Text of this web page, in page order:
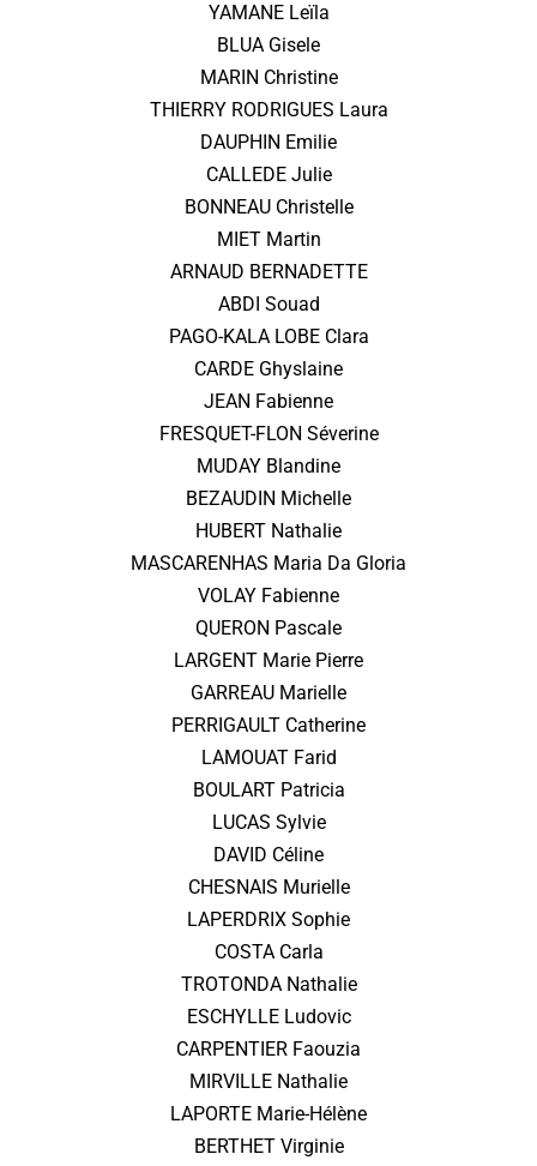
YAMANE Leïla
BLUA Gisele
MARIN Christine
THIERRY RODRIGUES Laura
DAUPHIN Emilie
CALLEDE Julie
BONNEAU Christelle
MIET Martin
ARNAUD BERNADETTE
ABDI Souad
PAGO-KALA LOBE Clara
CARDE Ghyslaine
JEAN Fabienne
FRESQUET-FLON Séverine
MUDAY Blandine
BEZAUDIN Michelle
HUBERT Nathalie
MASCARENHAS Maria Da Gloria
VOLAY Fabienne
QUERON Pascale
LARGENT Marie Pierre
GARREAU Marielle
PERRIGAULT Catherine
LAMOUAT Farid
BOULART Patricia
LUCAS Sylvie
DAVID Céline
CHESNAIS Murielle
LAPERDRIX Sophie
COSTA Carla
TROTONDA Nathalie
ESCHYLLE Ludovic
CARPENTIER Faouzia
MIRVILLE Nathalie
LAPORTE Marie-Hélène
BERTHET Virginie